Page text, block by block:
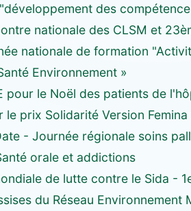
des
nationale des CLSM et
nationale de formation
Environnement »
pour le Noël des patients de
le prix Solidarité Version Femina
- Journée régionale soins
orale et addictions
de lutte contre le Sida -
du Réseau Environnement